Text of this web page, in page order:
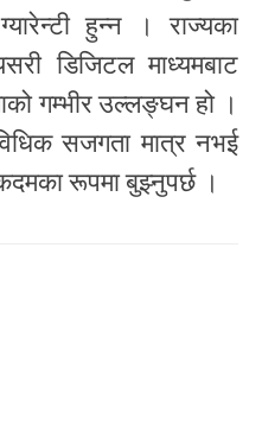
हुन्न । राज्यका
डिजिटल माध्यमबाट
गम्भीर उल्लङ्घन हो ।
सजगता मात्र नभई
कदमका रूपमा बुझ्नुपर्छ ।